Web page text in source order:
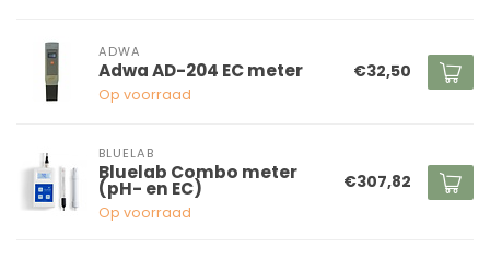
ADWA
Adwa AD-204 EC meter
Op voorraad
€32,50
BLUELAB
Bluelab Combo meter
(pH- en EC)
Op voorraad
€307,82